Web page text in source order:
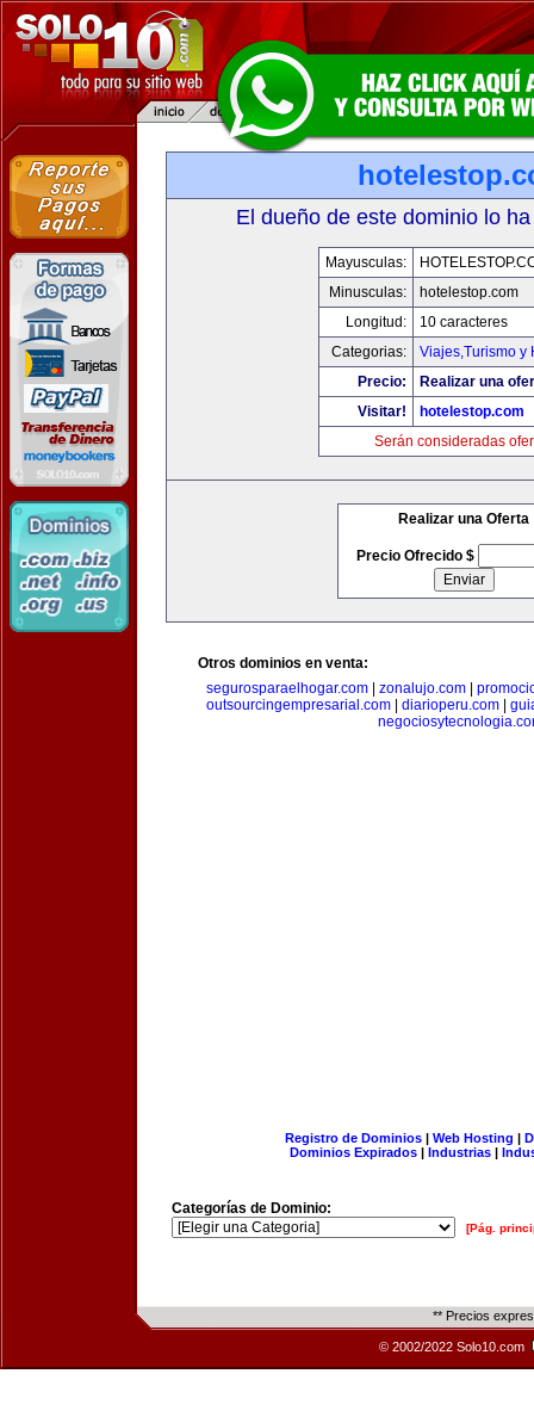
El dueño de este dominio lo
Mayusculas:
Minusculas:
hotelestop.com
Longitud:
10 caracteres
Categorias:
Viajes,Turismo y
Precio:
Realizar una
Visitar!
hotelestop.com
Serán consideradas
Realizar una Oferta
Precio Ofrecido $
Otros dominios en venta:
segurosparaelhogar.com| zonalujo.com|
outsourcingempresarial.com| diarioperu.com|
Registro de Dominios| Web Hosting |
Dominios Expirados | Industrias |
Categorías de Dominio:
[Pág.
** Precios
© 2002/2022 Solo10.com